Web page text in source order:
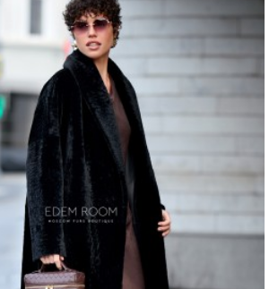
отделана нежной кожей ягнёнка
подчёркивает изысканный
и дарит особый комфорт при носке.
125–130 см, при
корректировка по
заказу. Главная особенность модели
дизайн: дублёнку можно носить с
стиль в зависимости от
Такой крой делает её
практичной частью зимнего
- классический чёрный, однако
и другие оттенки. Размерный ряд